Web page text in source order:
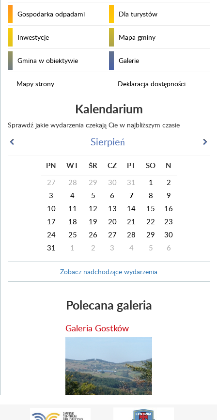
Gospodarka odpadami Dla turystów
Inwestycje Mapa gminy
Gmina w obiektywie Galerie
Mapy strony Deklaracja dostępności
Kalendarium
Sprawdź jakie wydarzenia czekają Cie w najbliższym czasie
Sierpień
PN WT ŚR CZ PT SO N
27 28 29 30 31 1
2
3
4 5 6 7 8
9
10
11 12 13 14 15
16
17
18 19 20 21 22
23
24
25 26 27 28 29
30
31
1 2 3 4 5 6
Zobacz nadchodzące wydarzenia
Polecana galeria
Galeria Gostków